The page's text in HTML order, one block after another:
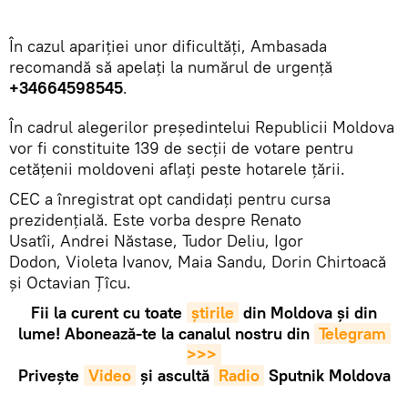
În cazul apariției unor dificultăți, Ambasada
recomandă să apelați la numărul de urgență
+34664598545.
În cadrul alegerilor președintelui Republicii Moldova
vor fi constituite 139 de secții de votare pentru
cetățenii moldoveni aflați peste hotarele țării.
CEC a înregistrat opt candidați pentru cursa
prezidențială. Este vorba despre Renato
Usatîi, Andrei Năstase, Tudor Deliu, Igor
Dodon, Violeta Ivanov, Maia Sandu, Dorin Chirtoacă
și Octavian Țîcu.
Fii la curent cu toate știrile din Moldova și din
lume! Abonează-te la canalul nostru din Telegram
>>>
Privește Video și ascultă Radio Sputnik Moldova